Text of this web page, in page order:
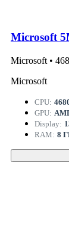
Microsoft
Microsoft •
Microsoft
CPU:
GPU:
Display:
RAM: 8